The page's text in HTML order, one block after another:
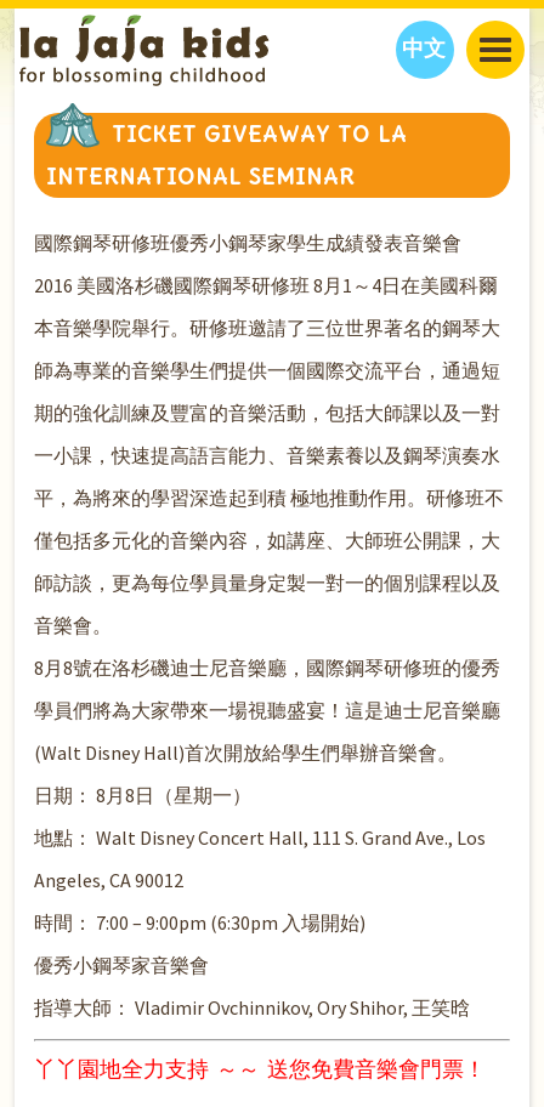
中文
JAJA’S WORLD
CLASSES
INTERVIEWS
CALENDAR
EVENTS
THINGS TO DO
JAJA’S PICKS
FAMILY WELLNESS
EDUCATION
ABOUT
OUR STORY
CONTACT US
PARTNERS
SHOP NOW
TICKET GIVEAWAY TO LA
INTERNATIONAL SEMINAR
國際鋼琴研修班優秀小鋼琴家學生成績發表音樂會
2016 美國洛杉磯國際鋼琴研修班8月 1 ～ 4日在美國科爾
本音樂學院舉行。研修班邀請了三位世界著名的鋼琴大
師為專業的音樂學生們提供一個國際交流平台，通過短
期的強化訓練及豐富的音樂活動，包括大師課以及一對
一小課，快速提高語言能力、音樂素養以及鋼琴演奏水
平，為將來的學習深造起到積極地推動作用。研修班不
僅包括多元化的音樂內容，如講座、大師班公開課，大
師訪談，更為每位學員量身定製一對一的個別課程以及
音樂會。
8月8號在洛杉磯迪士尼音樂廳，國際鋼琴研修班的優秀
學員們將為大家帶來一場視聽盛宴！這是迪士尼音樂廳
(Walt Disney Hall)首次開放給學生們舉辦音樂會。
日期： 8月8日（星期一）
地點： Walt Disney Concert Hall, 111 S. Grand Ave., Los
Angeles, CA 90012
時間： 7:00 – 9:00pm (6:30pm 入場開始)
優秀小鋼琴家音樂會
指導大師 ： Vladimir Ovchinnikov, Ory Shihor,王笑晗
丫丫園地全力支持 ～～ 送您免費音樂會門票！